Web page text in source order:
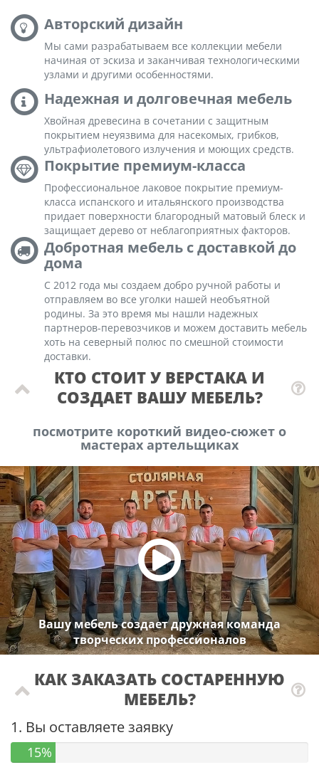
Авторский дизайн
Мы сами разрабатываем все коллекции мебели
начиная от эскиза и заканчивая технологическими
узлами и другими особенностями.
Надежная и долговечная мебель
Хвойная древесина в сочетании с защитным
покрытием неуязвима для насекомых, грибков,
ультрафиолетового излучения и моющих средств.
Покрытие премиум-класса
Профессиональное лаковое покрытие премиум-
класса испанского и итальянского производства
придает поверхности благородный матовый блеск и
защищает дерево от неблагоприятных факторов.
Добротная мебель с доставкой до
дома
С 2012 года мы создаем добро ручной работы и
отправляем во все уголки нашей необъятной
родины. За это время мы нашли надежных
партнеров-перевозчиков и можем доставить мебель
хоть на северный полюс по смешной стоимости
доставки.
КТО СТОИТ У ВЕРСТАКА И
СОЗДАЕТ ВАШУ МЕБЕЛЬ?
посмотрите короткий видео-сюжет о
мастерах артельщиках
Вашу мебель создает дружная команда
творческих профессионалов
КАК ЗАКАЗАТЬ СОСТАРЕННУЮ
МЕБЕЛЬ?
1. Вы оставляете заявку
15%